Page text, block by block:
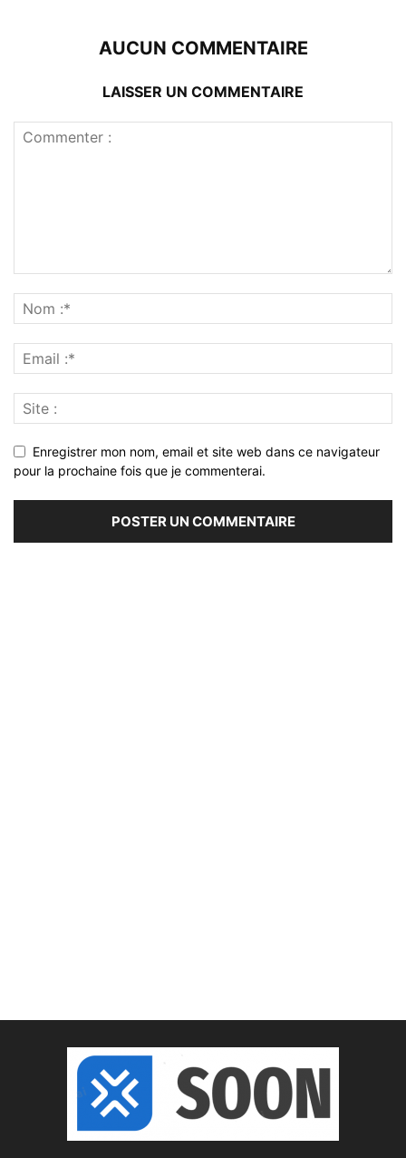
AUCUN COMMENTAIRE
LAISSER UN COMMENTAIRE
Enregistrer mon nom, email et site web dans ce navigateur
pour la prochaine fois que je commenterai.